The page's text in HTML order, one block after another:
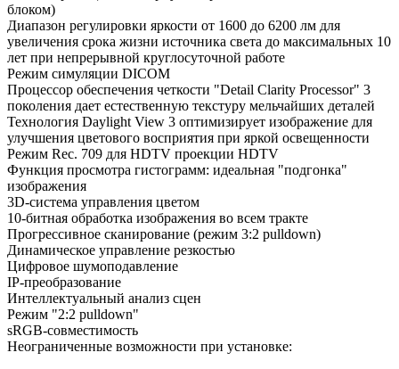
блоком)
Диапазон регулировки яркости от 1600 до 6200 лм для
увеличения срока жизни источника света до максимальных 10
лет при непрерывной круглосуточной работе
Режим симуляции DICOM
Процессор обеспечения четкости "Detail Clarity Processor" 3
поколения дает естественную текстуру мельчайших деталей
Технология Daylight View 3 оптимизирует изображение для
улучшения цветового восприятия при яркой освещенности
Режим Rec. 709 для HDTV проекции HDTV
Функция просмотра гистограмм: идеальная "подгонка"
изображения
3D-cистема управления цветом
10-битная обработка изображения во всем тракте
Прогрессивное сканирование (режим 3:2 pulldown)
Динамическое управление резкостью
Цифровое шумоподавление
IP-преобразование
Интеллектуальный анализ сцен
Режим "2:2 pulldown"
sRGB-совместимость
Неограниченные возможности при установке: